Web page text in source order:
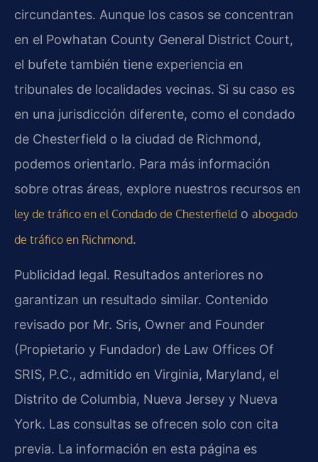
circundantes. Aunque los casos se concentran
en el Powhatan County General District Court,
el bufete también tiene experiencia en
tribunales de localidades vecinas. Si su caso es
en una jurisdicción diferente, como el condado
de Chesterfield o la ciudad de Richmond,
podemos orientarlo. Para más información
sobre otras áreas, explore nuestros recursos en
ley de tráfico en el Condado de Chesterfield o abogado
de tráfico en Richmond.
Publicidad legal. Resultados anteriores no
garantizan un resultado similar. Contenido
revisado por Mr. Sris, Owner and Founder
(Propietario y Fundador) de Law Offices Of
SRIS, P.C., admitido en Virginia, Maryland, el
Distrito de Columbia, Nueva Jersey y Nueva
York. Las consultas se ofrecen solo con cita
previa. La información en esta página es